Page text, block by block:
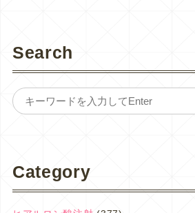
Search
Category